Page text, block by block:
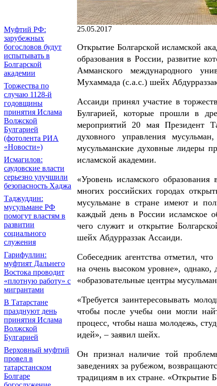
Муфтий РФ:
зарубежных
богословов будут
испытывать в
Болгарской
академии
Торжества по
случаю 1128-й
годовщины
принятия Ислама
Волжской
Булгарией
(фотолента РИА
«Новости»)
Исмагилов:
саудовские власти
серьезно улучшили
безопасность Хаджа
Таджуддин:
мусульмане РФ
помогут властям в
развитии
социального
служения
Гарифуллин:
муфтият Дальнего
Востока проводит
«плотную работу» с
мигрантами
В Татарстане
празднуют день
принятия Ислама
Волжской
Булгарией
Верховный муфтий
провел в
татарстанском
Болгаре
25.05.2017
Открытие Болгарской исламской
образования в России, развитие
Амманского международного
Мухаммада (с.а.с.) шейх
Ассаиди принял участие в
Булгарией, которые прошли в
мероприятий 20 мая Президент
духовного управления
мусульманские духовные лидеры
исламской академии.
«Уровень исламского
многих российских городах
мусульмане в стране имеют и
каждый день в России исламское
чего служит и открытие
шейх Абдурраззак Ассаиди.
Собеседник агентства отметил,
на очень высоком уровне»,
«образовательные центры
«Требуется заинтересовывать
чтобы после учебы они могли
процесс, чтобы наша молодежь,
идей», – заявил шейх.
Он признал наличие той
заведениях за рубежом,
традициям в их стране. «Открытие